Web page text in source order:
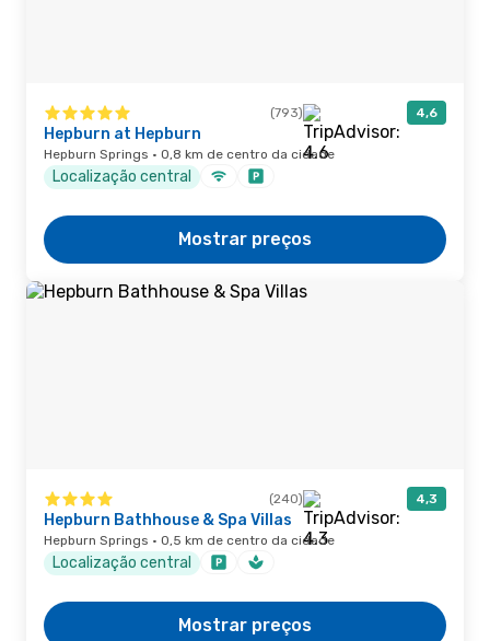
(793) 4,6
Hepburn at Hepburn
Hepburn Springs · 0,8 km de centro da cidade
Localização central
Mostrar preços
(240) 4,3
Hepburn Bathhouse & Spa Villas
Hepburn Springs · 0,5 km de centro da cidade
Localização central
Mostrar preços